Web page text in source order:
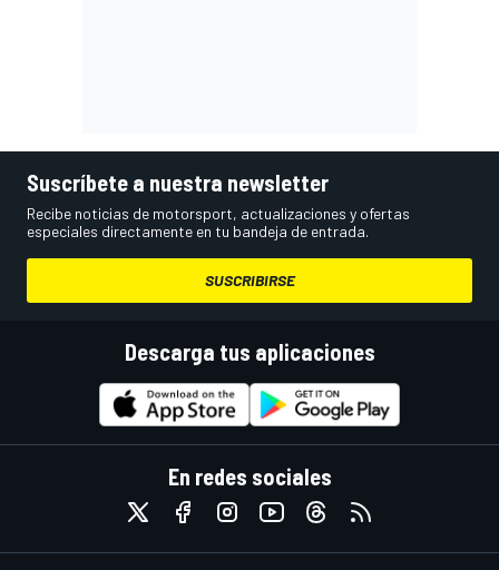
Suscríbete a nuestra newsletter
Recibe noticias de motorsport, actualizaciones y ofertas
especiales directamente en tu bandeja de entrada.
SUSCRIBIRSE
Descarga tus aplicaciones
En redes sociales